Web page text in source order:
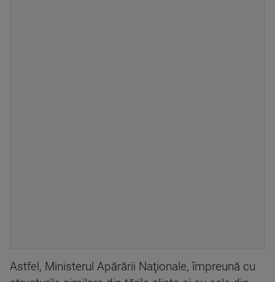
Astfel, Ministerul Apărării Naţionale, împreună cu